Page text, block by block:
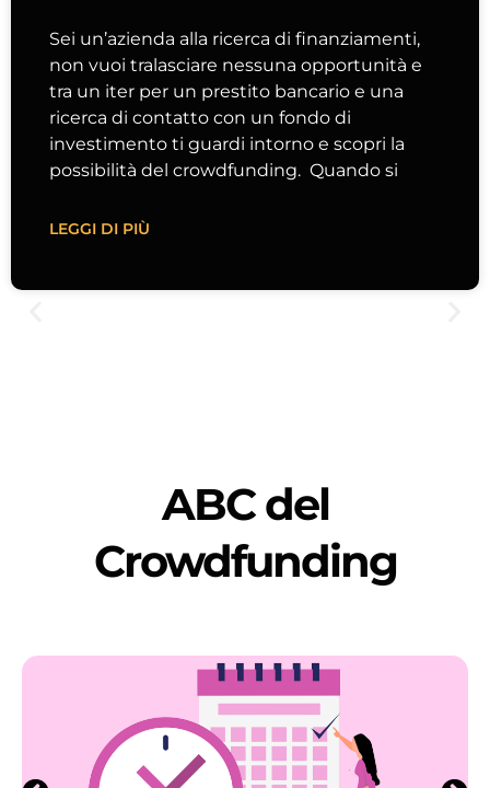
Sei un’azienda alla ricerca di finanziamenti,
non vuoi tralasciare nessuna opportunità e
tra un iter per un prestito bancario e una
ricerca di contatto con un fondo di
investimento ti guardi intorno e scopri la
possibilità del crowdfunding. Quando si
LEGGI DI PIÙ
ABC del
Crowdfunding